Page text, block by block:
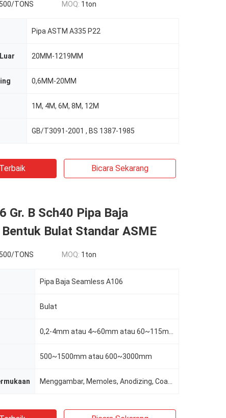
TONS MOQ: 1ton
Pipa ASTM A335 P22
20MM-1219MM
0,6MM-20MM
1M, 4M, 6M, 8M, 12M
GB/T3091-2001 , BS 1387-1985
Bicara Sekarang
Gr. B Sch40 Pipa Baja
Bulat Standar ASME
TONS MOQ: 1ton
Pipa Baja Seamless A106
Bulat
500~1500mm atau 600~3000mm